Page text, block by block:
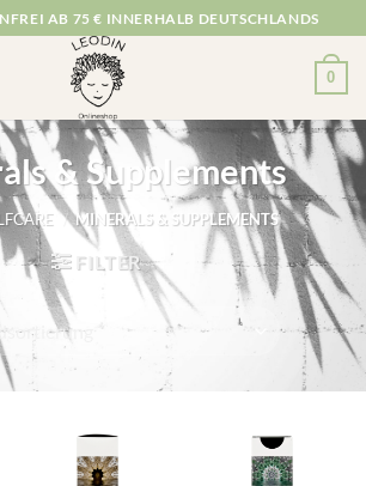
AB 75 € INNERHALB DEUTSCHLANDS
0
& Supplements
/ MINERALS & SUPPLEMENTS
FILTER